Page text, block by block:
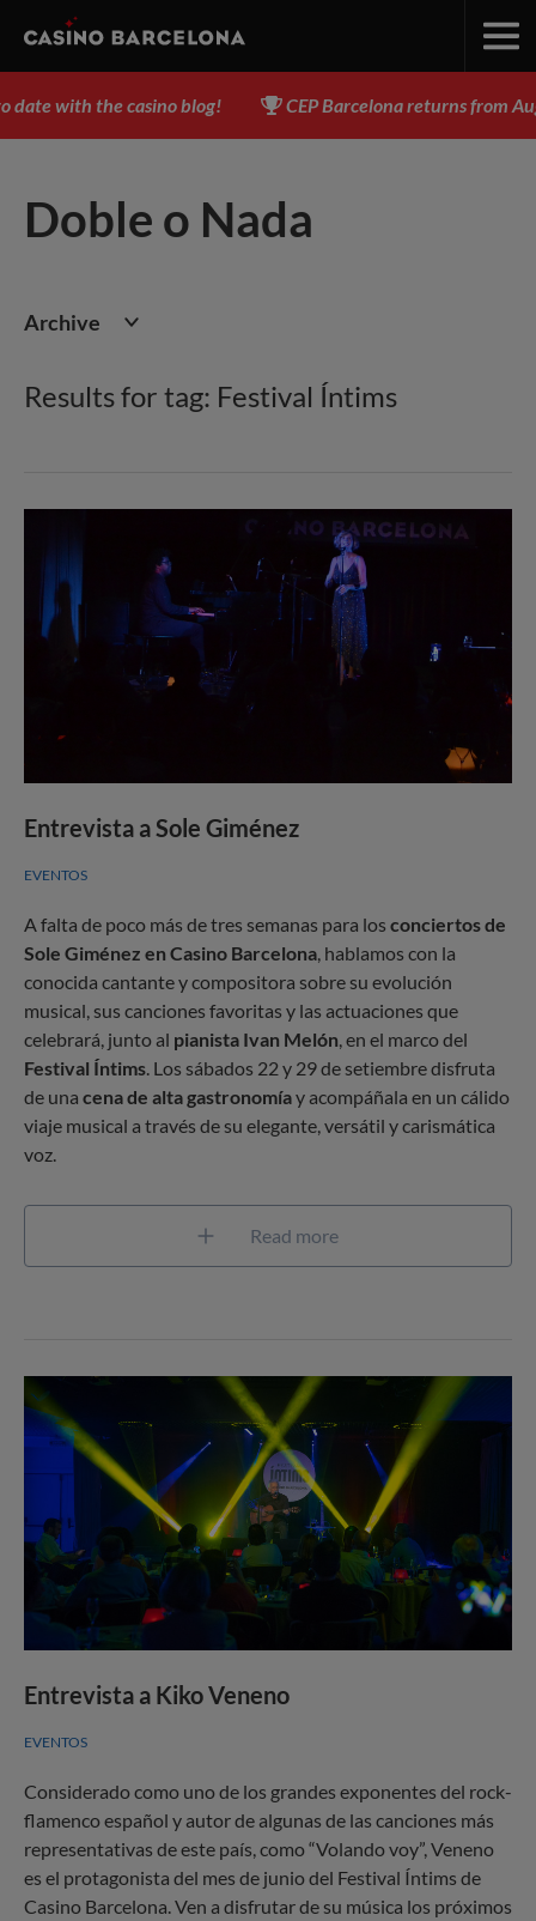
the casino blog! CEP Barcelona returns from August 3
Doble o Nada
Archive
Results for tag: Festival Íntims
Entrevista a Sole Giménez
EVENTOS
A falta de poco más de tres semanas para los conciertos de
Sole Giménez en Casino Barcelona, hablamos con la
conocida cantante y compositora sobre su evolución
musical, sus canciones favoritas y las actuaciones que
celebrará, junto al pianista Ivan Melón, en el marco del
Festival Íntims. Los sábados 22 y 29 de setiembre disfruta
de una cena de alta gastronomíay acompáñala en un cálido
viaje musical a través de su elegante, versátil y carismática
voz.
Read more
Entrevista a Kiko Veneno
EVENTOS
Considerado como uno de los grandes exponentes del rock-
flamenco español y autor de algunas de las canciones más
representativas de este país, como “Volando voy”, Veneno
es el protagonista del mes de junio del Festival Íntims de
Casino Barcelona. Ven a disfrutar de su música los próximos